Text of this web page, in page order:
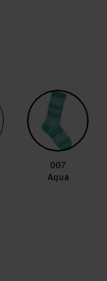
007
Aqua